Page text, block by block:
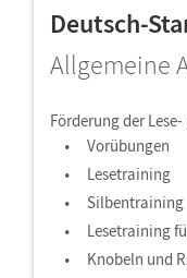
Deutsch-
Allgemeine
Förderung der
Vorübungen
Lesetraining
Silbentraining
Lesetraining
Knobeln und